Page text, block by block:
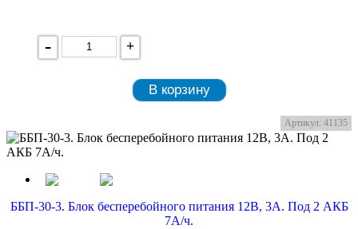
- +
В корзину
Артикул: 41135
ББП-30-3. Блок бесперебойного питания 12В, 3А. Под 2 АКБ
7А/ч.